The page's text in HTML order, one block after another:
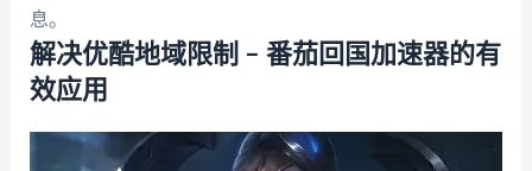
息。
解决优酷地域限制 – 番茄回国加速器的有
效应用